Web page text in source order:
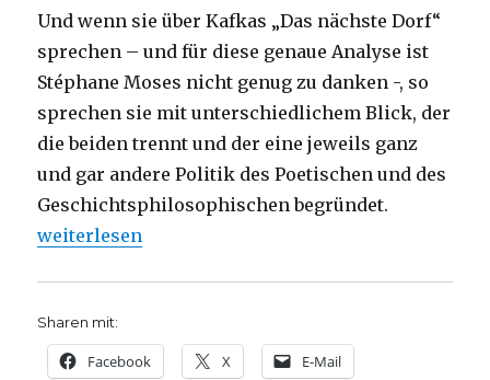
Und wenn sie über Kafkas „Das nächste Dorf“
sprechen – und für diese genaue Analyse ist
Stéphane Moses nicht genug zu danken -, so
sprechen sie mit unterschiedlichem Blick, der
die beiden trennt und der eine jeweils ganz
und gar andere Politik des Poetischen und des
Geschichtsphilosophischen begründet.
„Die eingeschriebenen Spuren des Faschismus –
weiterlesen
Sharen mit:
Facebook X E-Mail